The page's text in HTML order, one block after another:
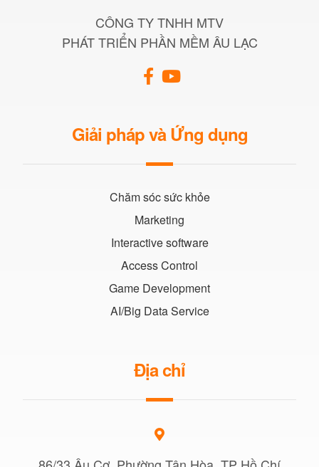
CÔNG TY TNHH MTV
PHÁT TRIỂN PHẦN MỀM ÂU LẠC
Giải pháp và Ứng dụng
Chăm sóc sức khỏe
Marketing
Interactive software
Access Control
Game Development
AI/Big Data Service
Địa chỉ